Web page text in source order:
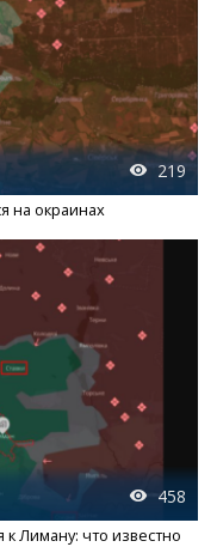
219
на окраинах
458
к Лиману: что известно